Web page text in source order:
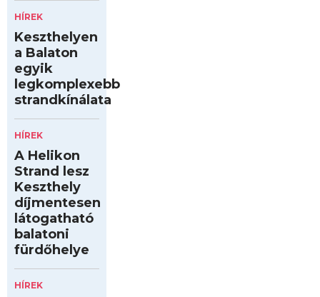
HÍREK
Keszthelyen
a Balaton
egyik
legkomplexebb
strandkínálata
HÍREK
A Helikon
Strand lesz
Keszthely
díjmentesen
látogatható
balatoni
fürdőhelye
HÍREK